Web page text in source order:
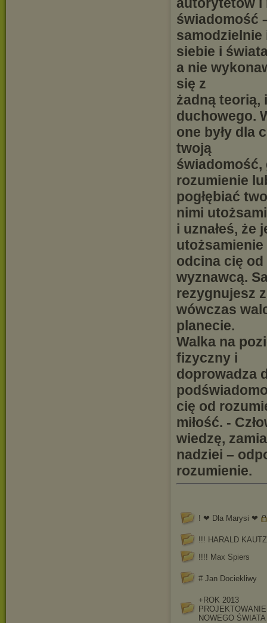
świadomość
siebie i
a nie
się z
żadną teorią,
duchowego.
one były dla
twoją
świadomość,
rozumienie
pogłębiać
nimi
i uznałeś, że
utożsamienie
odcina cię
wyznawcą.
rezygnujesz
wówczas
planecie.
Walka na
fizyczny i
doprowadza
cię od
miłość. -
wiedzę,
nadziei –
rozumienie.
! ❤ Dla Marysi ❤
!!! HARALD
!!!! Max Spiers
# Jan Dociekliwy
+ROK 2013
PROJEKTOWANIE
NOWEGO ŚWIATA